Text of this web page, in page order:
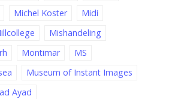
Michel Koster
Midi
Mishandeling
Montimar
MS
Museum of Instant Images
Ayad